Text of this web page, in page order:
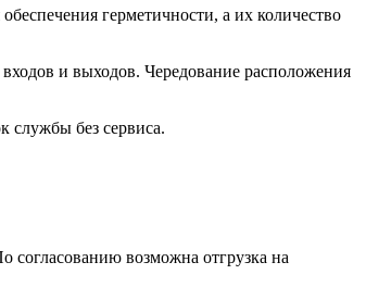
герметичности, а их количество
и выходов. Чередование расположения
службы без сервиса.
возможна отгрузка на